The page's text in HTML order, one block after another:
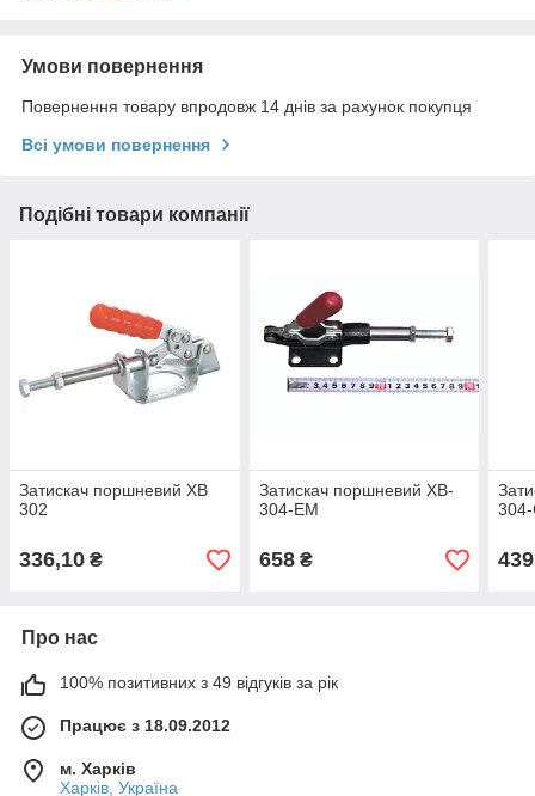
Умови повернення
Повернення товару впродовж 14 днів за рахунок покупця
Всі умови повернення
Подібні товари компанії
Затискач поршневий XB
302
336,10 ₴
Затискач поршневий XB-
304-ЕМ
658₴
Про нас
100% позитивних з 49 відгуків за рік
Працює з 18.09.2012
м. Харків
Харків, Україна